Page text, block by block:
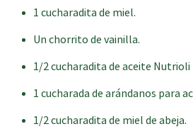
1 cucharadita de miel.
Un chorrito de vainilla.
1/2 cucharadita de aceite Nutrioli
1 cucharada de arándanos para
1/2 cucharadita de miel de abeja.